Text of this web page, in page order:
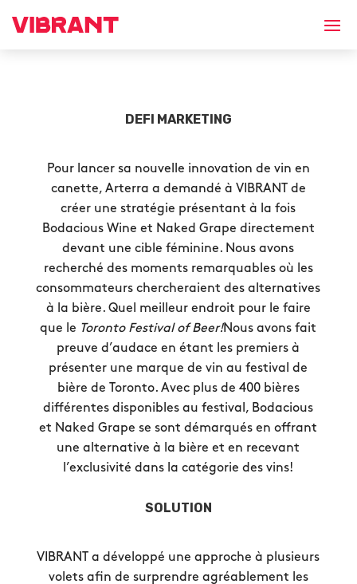
DEFI MARKETING
Pour lancer sa nouvelle innovation de vin en
canette, Arterra a demandé à VIBRANT de
créer une stratégie présentant à la fois
Bodacious Wine et Naked Grape directement
devant une cible féminine. Nous avons
recherché des moments remarquables où les
consommateurs chercheraient des alternatives
à la bière. Quel meilleur endroit pour le faire
que le Toronto Festival of Beer!Nous avons fait
preuve d’audace en étant les premiers à
présenter une marque de vin au festival de
bière de Toronto. Avec plus de 400 bières
différentes disponibles au festival, Bodacious
et Naked Grape se sont démarqués en offrant
une alternative à la bière et en recevant
l’exclusivité dans la catégorie des vins!
SOLUTION
VIBRANT a développé une approche à plusieurs
volets afin de surprendre agréablement les